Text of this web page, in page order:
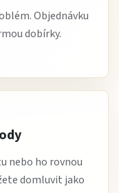
Objednávku
dobírky.
nebo ho rovnou
domluvit jako